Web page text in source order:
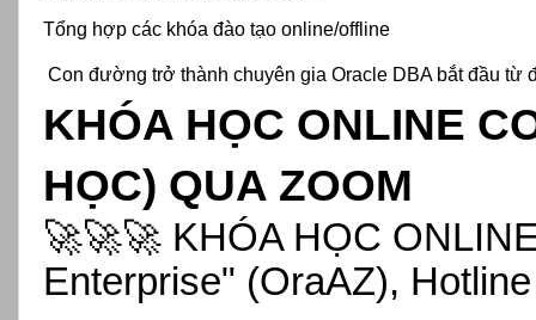
Tổng hợp các khóa đào tạo online/offline
Con đường trở thành chuyên gia Oracle DBA bắt đầu từ
KHÓA HỌC ONLINE
HỌC) QUA ZOOM
🚀🚀🚀 KHÓA HỌC
Enterprise" (OraAZ),